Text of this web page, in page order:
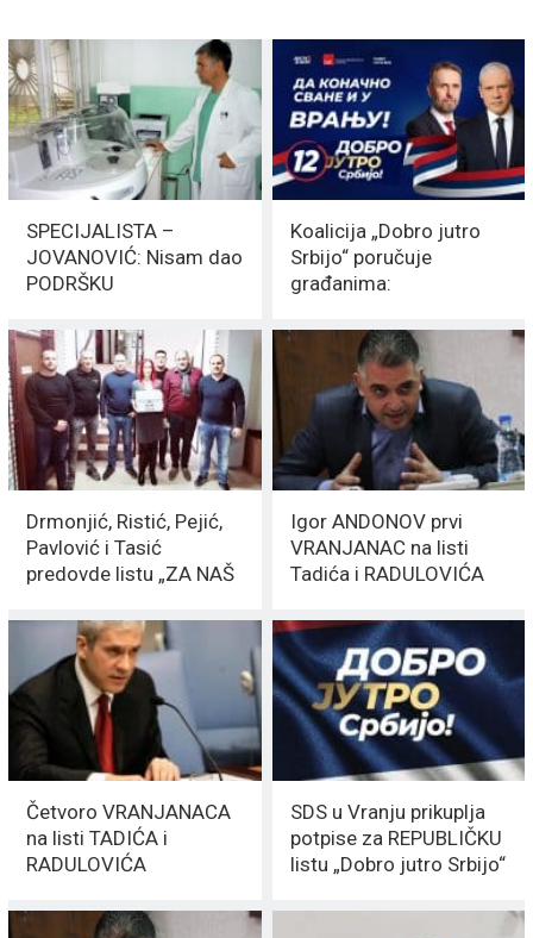
SPECIJALISTA –
JOVANOVIĆ: Nisam dao
PODRŠKU
KAMPANJE
Koalicija „Dobro jutro
Srbijo“ poručuje
građanima:
FRANCUSKO –
NEMAČKI plan
Drmonjić, Ristić, Pejić,
Pavlović i Tasić
predovde listu „ZA NAŠ
Igor ANDONOV prvi
VRANJANAC na listi
Tadića i RADULOVIĆA
Četvoro VRANJANACA
na listi TADIĆA i
RADULOVIĆA
SDS u Vranju prikuplja
potpise za REPUBLIČKU
listu „Dobro jutro Srbijo“